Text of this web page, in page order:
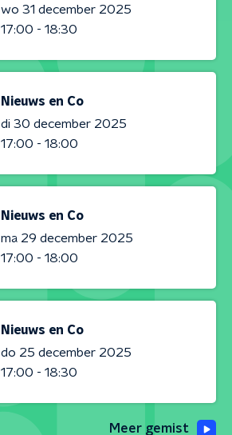
wo 31 december 2025
17:00 - 18:30
Nieuws en Co
di 30 december 2025
17:00 - 18:00
Nieuws en Co
ma 29 december 2025
17:00 - 18:00
Nieuws en Co
do 25 december 2025
17:00 - 18:30
Meer gemist